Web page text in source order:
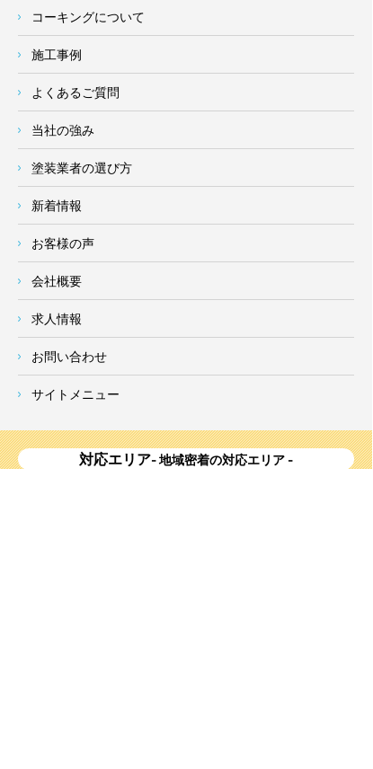
コーキングについて
施工事例
よくあるご質問
当社の強み
塗装業者の選び方
新着情報
お客様の声
会社概要
求人情報
お問い合わせ
サイトメニュー
対応エリア- 地域密着の対応エリア -